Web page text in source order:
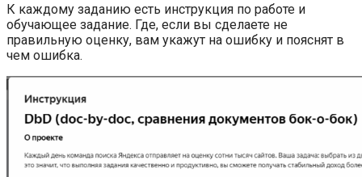
К каждому заданию есть инструкция по работе и
обучающее задание. Где, если вы сделаете не
правильную оценку, вам укажут на ошибку и пояснят в
чем ошибка.